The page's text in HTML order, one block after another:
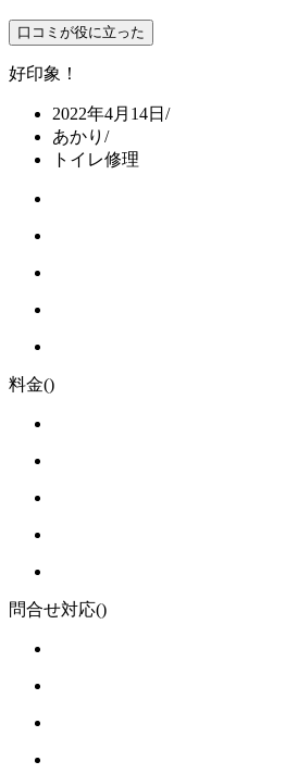
口コミが役に立った
好印象！
2022年4月14日 /
あかり /
トイレ修理
料金()
問合せ対応()